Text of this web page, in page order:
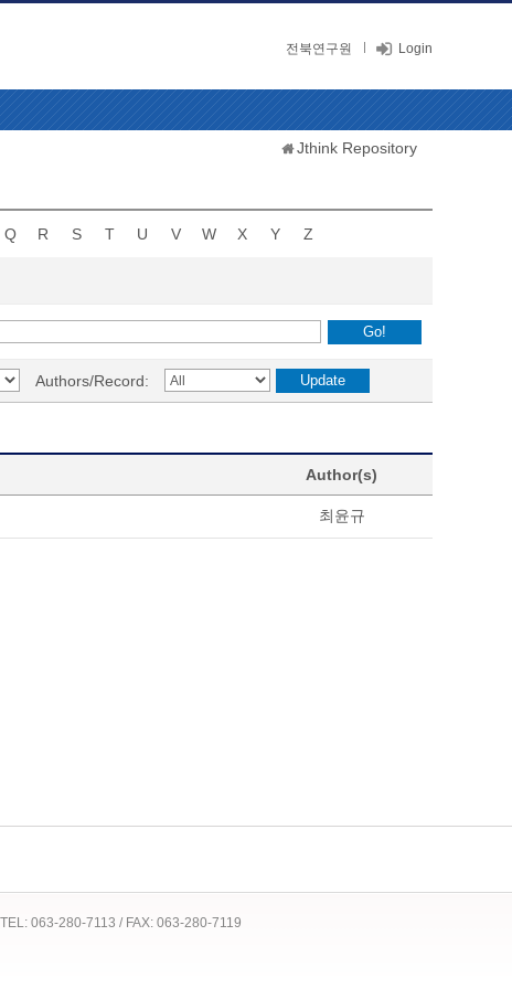
전북연구원 Login
Jthink Repository
Q R S T U V W X Y Z
Authors/Record:
Author(s)
최윤규
063-280-7113 / FAX: 063-280-7119